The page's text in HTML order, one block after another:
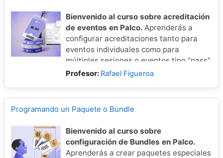
Bienvenido al curso sobre acreditación
de eventos en Palco. Aprenderás a
configurar acreditaciones tanto para
eventos individuales como para
múltiples sesiones o eventos tipo “pass”.
Veremos paso a paso cómo aplicar cada
necesidades del evento.
Profesor: Rafael Figueroa
Programando un Paquete o Bundle
Bienvenido al curso sobre
configuración de Bundles en Palco.
Aprenderás a crear paquetes especiales